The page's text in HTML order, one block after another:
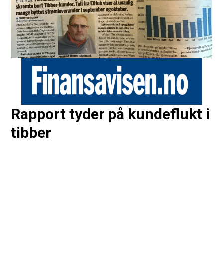
Rapport tyder på kundeflukt i
tibber